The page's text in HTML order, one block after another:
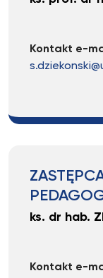
Kontakt e-
ks. dr hab.
Kontakt e-